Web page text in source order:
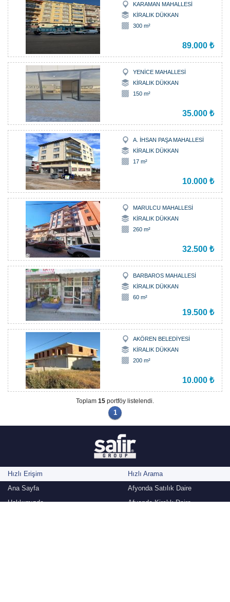
KARAMAN MAHALLESİ
KİRALIK DÜKKAN
300 m²
89.000 ₺
YENİCE MAHALLESİ
KİRALIK DÜKKAN
150 m²
35.000 ₺
A. İHSAN PAŞA MAHALLESİ
KİRALIK DÜKKAN
17 m²
10.000 ₺
MARULCU MAHALLESİ
KİRALIK DÜKKAN
260 m²
32.500 ₺
BARBAROS MAHALLESİ
KİRALIK DÜKKAN
60 m²
19.500 ₺
AKÖREN BELEDİYESİ
KİRALIK DÜKKAN
200 m²
10.000 ₺
Toplam 15 portföy listelendi.
1
Hızlı Erişim
Ana Sayfa
Hakkımızda
Hızlı Arama
Afyonda Satılık Daire
Afyonda Kiralık Daire